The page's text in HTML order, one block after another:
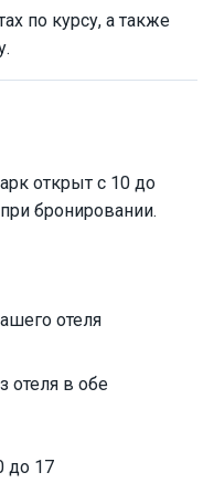
по курсу, а также
открыт с 10 до
бронировании.
отеля
отеля в обе
до 17